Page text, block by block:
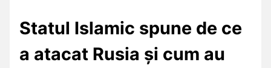
Statul Islamic spune de ce
a atacat Rusia și cum au